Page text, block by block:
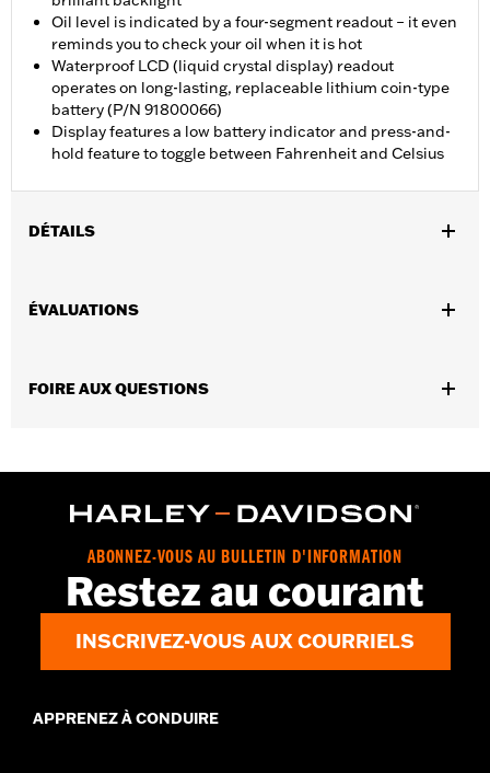
Oil level is indicated by a four-segment readout – it even
reminds you to check your oil when it is hot
Waterproof LCD (liquid crystal display) readout
operates on long-lasting, replaceable lithium coin-type
battery (P/N 91800066)
Display features a low battery indicator and press-and-
hold feature to toggle between Fahrenheit and Celsius
DÉTAILS
FLTRXRRSE 2025 et après). Ne convient pas aux modèles Trike.
GARANTIE:1 year limited warranty – Go to
death or serious injury. Choking, chemical
result. Severe burns can occur within 2 hours
body. Seek medical attention immediately.
ÉVALUATIONS
FOIRE AUX QUESTIONS
ABONNEZ-VOUS AU BULLETIN D'INFORMATION
Restez au courant
INSCRIVEZ-VOUS AUX COURRIELS
APPRENEZ À CONDUIRE